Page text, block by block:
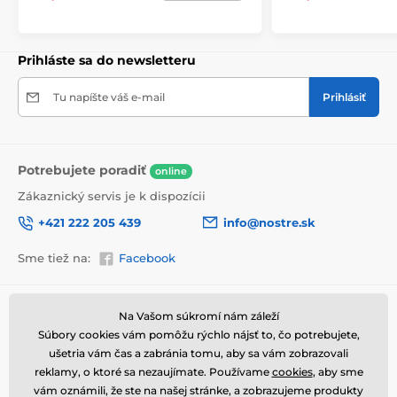
v odolnejlepenkovej krabici (5vl).
upozornenie prepravcu o krehkom produkte,
nezabudneme na krabicu umiestniť informáciu
Výhody obrazov na plátne
Prihláste sa do newsletteru
Tu napíšte váš e-mail Prihlásiť
Potrebujete poradiť online
Zákaznický servis je k dispozícii
+421 222 205 439
info@nostre.sk
Sme tiež na: Facebook
Informácie o nákupe
Obchodné a reklamačné
podmienky
Ochrana osobných údajov
Užitočné informácie
Často kladené otázky
Magazín
Kontakty
Na Vašom súkromí nám záleží
Súbory cookies vám pomôžu rýchlo nájsť to, čo potrebujete,
ušetria vám čas a zabránia tomu, aby sa vám zobrazovali
reklamy, o ktoré sa nezaujímate. Používame cookies, aby sme
vám oznámili, že ste na našej stránke, a zobrazujeme produkty